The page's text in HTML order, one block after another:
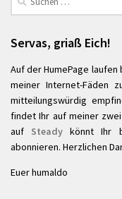
nach:
Servas, griaß Eich!
Auf der HumePage
meiner Internet-Fäden
mitteilungswürdig
findet Ihr auf meiner
auf Steady könnt Ihr
abonnieren. Herzlichen
Euer humaldo